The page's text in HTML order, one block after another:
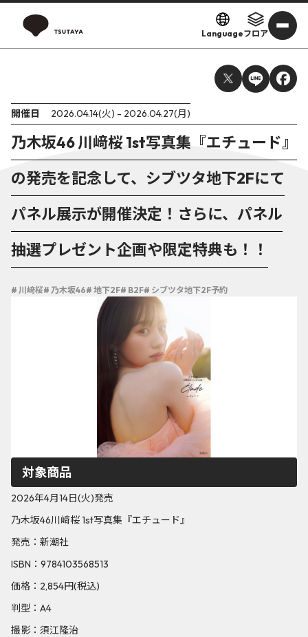
Languageフロア
開催日 2026.04.14(火) - 2026.04.27(月)
乃木坂46 川﨑桜 1st写真集『エチュード』
の発売を記念して、シブツタ地下2Fにて
パネル展示が開催決定！さらに、パネル
抽選プレゼント企画や限定特典も！！
# 川﨑桜# 乃木坂46# 地下2F# B2F# シブツタ地下2F予約
対象商品
2026年4月14日(火)発売
乃木坂46川﨑桜 1st写真集『エチュード』
発売：新潮社
ISBN：9784103568513
価格：2,854円(税込)
判型：A4
撮影：須江隆治